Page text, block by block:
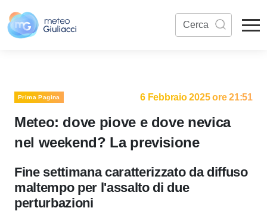
Prima Pagina 6 Febbraio 2025 ore 21:51
Meteo: dove piove e dove nevica
nel weekend? La previsione
Fine settimana caratterizzato da diffuso
maltempo per l'assalto di due
perturbazioni